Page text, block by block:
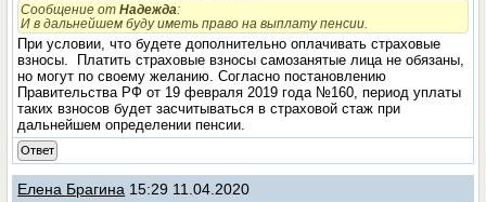
Сообщение отНадежда:
И в дальнейшем буду иметь право на выплату пенсии.
При условии, что будете дополнительно оплачивать страховые
взносы.
Платить страховые взносы самозанятые лица не обязаны,
но могут по своему желанию. Согласно постановлению
Правительства РФ от 19 февраля 2019 года №160, период уплаты
таких взносов будет засчитываться в страховой стаж при
дальнейшем определении пенсии.
Ответ
Елена Брагина 15:29 11.04.2020